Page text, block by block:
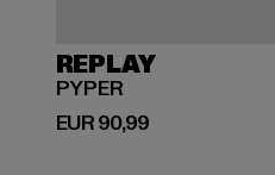
REPLAY
PYPER
EUR 90,99
Derzeitiger Preis: EUR